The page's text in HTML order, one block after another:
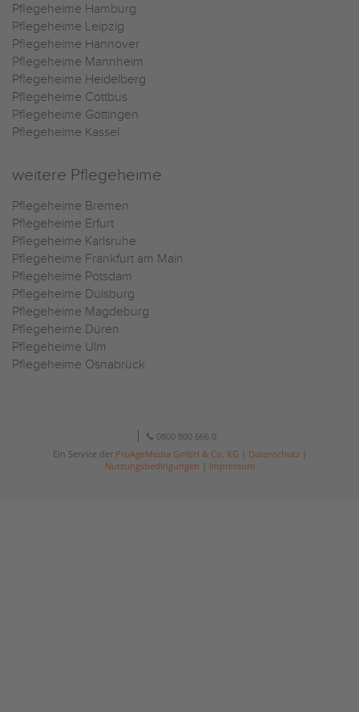
Pflegeheime Hamburg
Pflegeheime Leipzig
Pflegeheime Hannover
Pflegeheime Mannheim
Pflegeheime Heidelberg
Pflegeheime Cottbus
Pflegeheime Göttingen
Pflegeheime Kassel
weitere Pflegeheime
Pflegeheime Bremen
Pflegeheime Erfurt
Pflegeheime Karlsruhe
Pflegeheime Frankfurt am Main
Pflegeheime Potsdam
Pflegeheime Duisburg
Pflegeheime Magdeburg
Pflegeheime Düren
Pflegeheime Ulm
Pflegeheime Osnabrück
0800 800 666 0
Ein Service der ProAgeMedia GmbH & Co. KG Datenschutz|
Nutzungsbedingungen
Impressum